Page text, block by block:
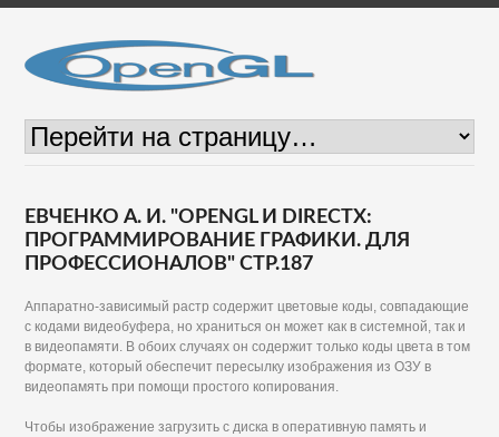
ЕВЧЕНКО А. И. "OPENGL И DIRECTX:
ПРОГРАММИРОВАНИЕ ГРАФИКИ. ДЛЯ
ПРОФЕССИОНАЛОВ" СТР.187
Аппаратно-зависимый растр содержит цветовые коды, совпадающие
с кодами видеобуфера, но храниться он может как в системной, так и
в видеопамяти. В обоих случаях он содержит только коды цвета в том
формате, который обеспечит пересылку изображения из ОЗУ в
видеопамять при помощи простого копирования.
Чтобы изображение загрузить с диска в оперативную память и